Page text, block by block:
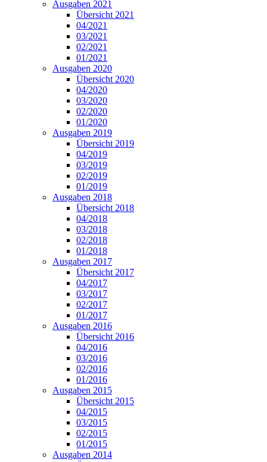
Ausgaben 2021
Übersicht 2021
04/2021
03/2021
02/2021
01/2021
Ausgaben 2020
Übersicht 2020
04/2020
03/2020
02/2020
01/2020
Ausgaben 2019
Übersicht 2019
04/2019
03/2019
02/2019
01/2019
Ausgaben 2018
Übersicht 2018
04/2018
03/2018
02/2018
01/2018
Ausgaben 2017
Übersicht 2017
04/2017
03/2017
02/2017
01/2017
Ausgaben 2016
Übersicht 2016
04/2016
03/2016
02/2016
01/2016
Ausgaben 2015
Übersicht 2015
04/2015
03/2015
02/2015
01/2015
Ausgaben 2014